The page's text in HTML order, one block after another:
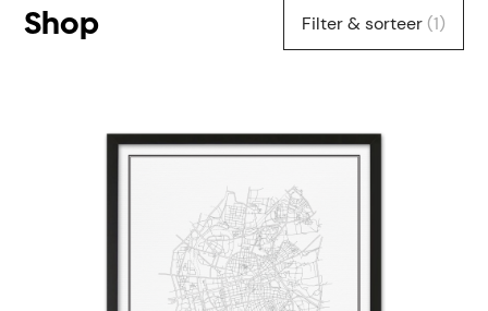
Shop Filter & sorteer (1)